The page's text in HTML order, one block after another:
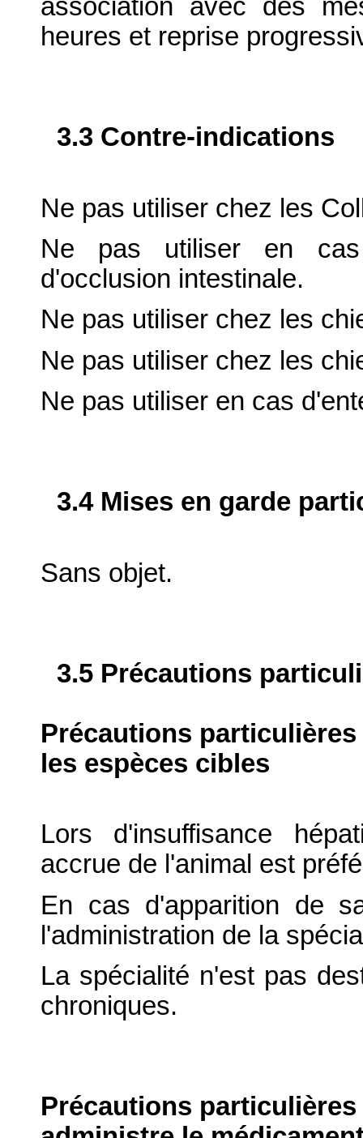
association avec des
heures et reprise
3.3 Contre-indications
Ne pas utiliser chez les
Ne pas utiliser en
d'occlusion intestinale.
Ne pas utiliser chez les
Ne pas utiliser chez les
Ne pas utiliser en cas
3.4 Mises en garde
Sans objet.
3.5 Précautions
Précautions
les espèces cibles
Lors d'insuffisance
accrue de l'animal est
En cas d'apparition de
l'administration de la
La spécialité n'est pas
chroniques.
Précautions